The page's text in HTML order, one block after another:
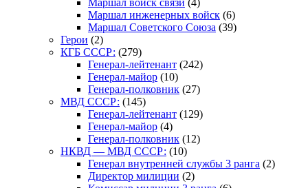
Маршал инженерных войск (6)
Маршал Советского Союза (39)
Герои (2)
КГБ СССР: (279)
Генерал-лейтенант (242)
Генерал-майор (10)
Генерал-полковник (27)
МВД СССР: (145)
Генерал-лейтенант (129)
Генерал-майор (4)
Генерал-полковник (12)
НКВД — МВД СССР: (10)
Генерал внутренней службы 3 ранга (2)
Директор милиции (2)